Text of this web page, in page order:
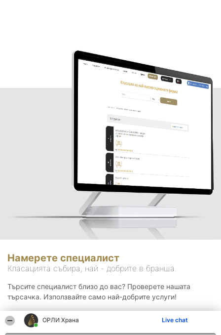
ОРЛИ Храна Live chat
Намерете специалист
Класацията събира, най - добрите в бранша.
Търсите специалист близо до вас? Проверете нашата
търсачка. Използвайте само най-добрите услуги!